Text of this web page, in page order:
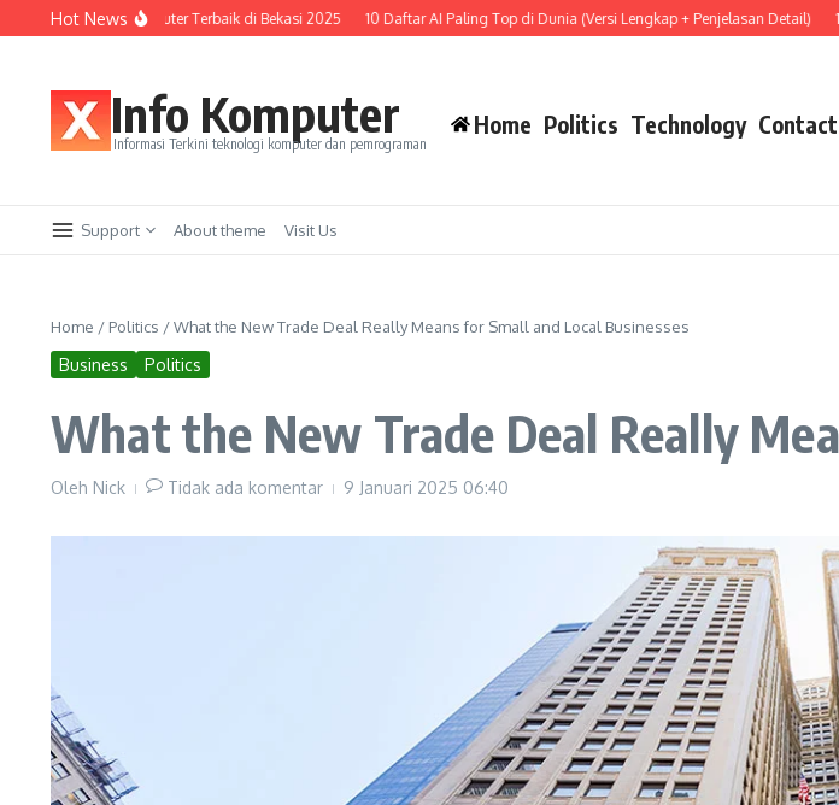
Lewati ke konten
Hot News
Kursus Komputer Terbaik di Bekasi 2025 10 Daftar AI Paling Top di Dunia (Versi Lengkap + Penjelasan Detail) 10 Top AI
Info Komputer
Informasi Terkini teknologi komputer dan pemrograman
Home Politics Technology Contact
Support About theme Visit Us
Home / Politics /What the New Trade Deal Really Means for Small and Local Businesses
Business Politics
What the New Trade Deal Really
Oleh Nick Tidak ada komentar 9 Januari 2025 06:40